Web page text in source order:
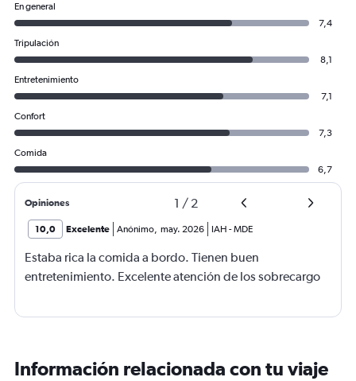
En general
7,4
Tripulación
8,1
Entretenimiento
7,1
Confort
7,3
Comida
6,7
Opiniones 1 / 2
10,0 Excelente Anónimo, may. 2026 IAH -MDE
Estaba rica la comida a bordo. Tienen buen
entretenimiento. Excelente atención de los sobrecargo
Información relacionada con tu viaje